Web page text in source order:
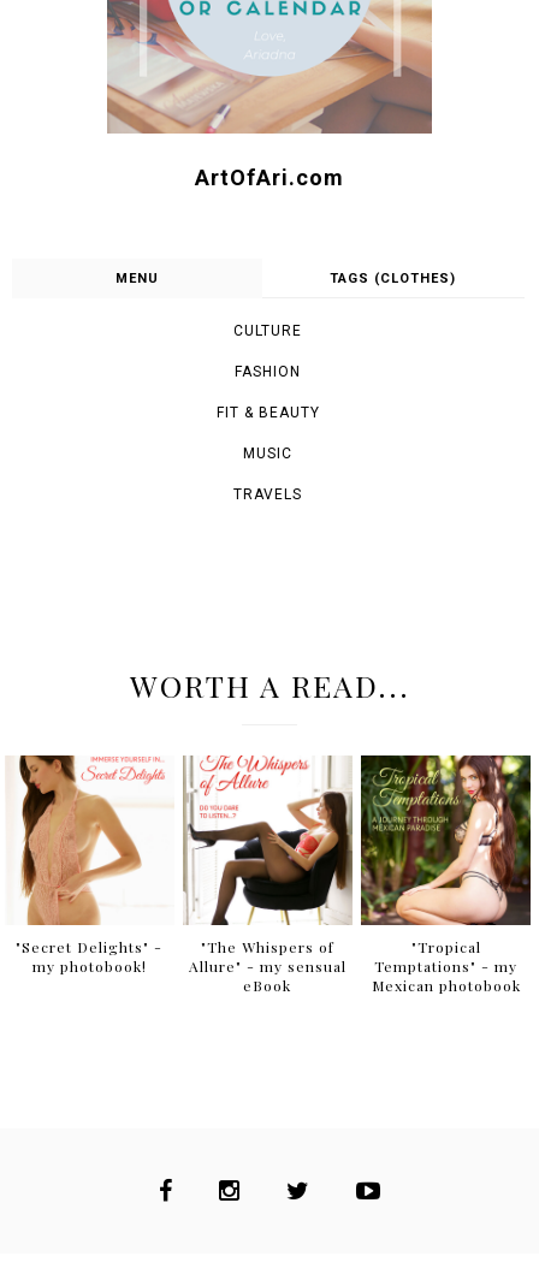
ArtOfAri.com
MENU TAGS (CLOTHES)
CULTURE
FASHION
FIT & BEAUTY
MUSIC
TRAVELS
WORTH A READ...
"Secret Delights" -
my photobook!
"The Whispers of
Allure" - my sensual
eBook
"Tropical
Temptations" - my
Mexican photobook